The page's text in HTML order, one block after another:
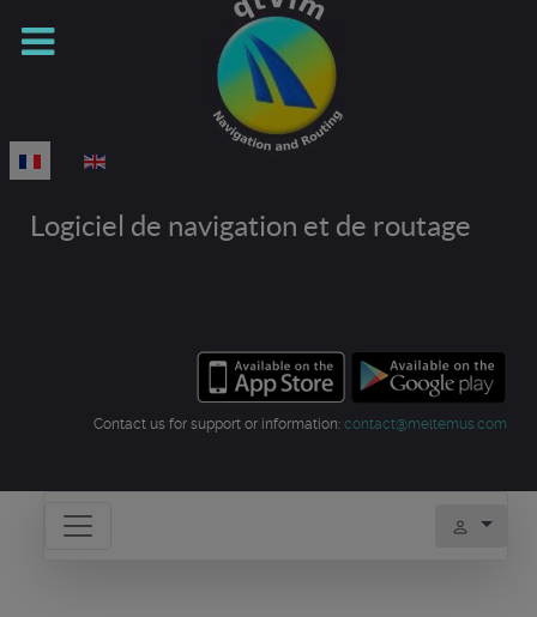
Sélectionnez votre langue
Logiciel de navigation et de routage
Contact us for support or information: contact@meltemus.com